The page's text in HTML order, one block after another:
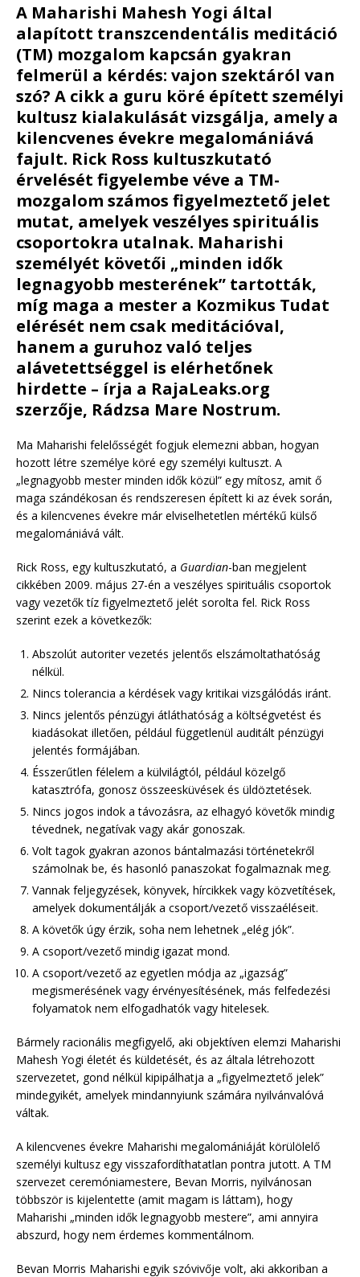
A Maharishi Mahesh Yogi által
alapított transzcendentális meditáció
(TM) mozgalom kapcsán gyakran
felmerül a kérdés: vajon szektáról van
szó? A cikk a guru köré épített személyi
kultusz kialakulását vizsgálja, amely a
kilencvenes évekre megalomániává
fajult. Rick Ross kultuszkutató
érvelését figyelembe véve a TM-
mozgalom számos figyelmeztető jelet
mutat, amelyek veszélyes spirituális
csoportokra utalnak. Maharishi
személyét követői „minden idők
legnagyobb mesterének” tartották,
míg maga a mester a Kozmikus Tudat
elérését nem csak meditációval,
hanem a guruhoz való teljes
alávetettséggel is elérhetőnek
hirdette – írja a RajaLeaks.org
szerzője, Rádzsa Mare Nostrum.
Ma Maharishi felelősségét fogjuk elemezni abban, hogyan
hozott létre személye köré egy személyi kultuszt. A
„legnagyobb mester minden idők közül” egy mítosz, amit ő
maga szándékosan és rendszeresen épített ki az évek során,
és a kilencvenes évekre már elviselhetetlen mértékű külső
megalomániává vált.
Rick Ross, egy kultuszkutató, a Guardian-ban megjelent
cikkében 2009. május 27-én a veszélyes spirituális csoportok
vagy vezetők tíz figyelmeztető jelét sorolta fel. Rick Ross
szerint ezek a következők:
Abszolút autoriter vezetés jelentős elszámoltathatóság
nélkül.
Nincs tolerancia a kérdések vagy kritikai vizsgálódás iránt.
Nincs jelentős pénzügyi átláthatóság a költségvetést és
kiadásokat illetően, például függetlenül auditált pénzügyi
jelentés formájában.
Ésszerűtlen félelem a külvilágtól, például közelgő
katasztrófa, gonosz összeesküvések és üldöztetések.
Nincs jogos indok a távozásra, az elhagyó követők mindig
tévednek, negatívak vagy akár gonoszak.
Volt tagok gyakran azonos bántalmazási történetekről
számolnak be, és hasonló panaszokat fogalmaznak meg.
Vannak feljegyzések, könyvek, hírcikkek vagy közvetítések,
amelyek dokumentálják a csoport/vezető visszaéléseit.
A követők úgy érzik, soha nem lehetnek „elég jók”.
A csoport/vezető mindig igazat mond.
A csoport/vezető az egyetlen módja az „igazság”
megismerésének vagy érvényesítésének, más felfedezési
folyamatok nem elfogadhatók vagy hitelesek.
Bármely racionális megfigyelő, aki objektíven elemzi Maharishi
Mahesh Yogi életét és küldetését, és az általa létrehozott
szervezetet, gond nélkül kipipálhatja a „figyelmeztető jelek”
mindegyikét, amelyek mindannyiunk számára nyilvánvalóvá
váltak.
A kilencvenes évekre Maharishi megalomániáját körülölelő
személyi kultusz egy visszafordíthatatlan pontra jutott. A TM
szervezet ceremóniamestere, Bevan Morris, nyilvánosan
többször is kijelentette (amit magam is láttam), hogy
Maharishi „minden idők legnagyobb mestere”, ami annyira
abszurd, hogy nem érdemes kommentálnom.
Bevan Morris Maharishi egyik szóvivője volt, aki akkoriban a